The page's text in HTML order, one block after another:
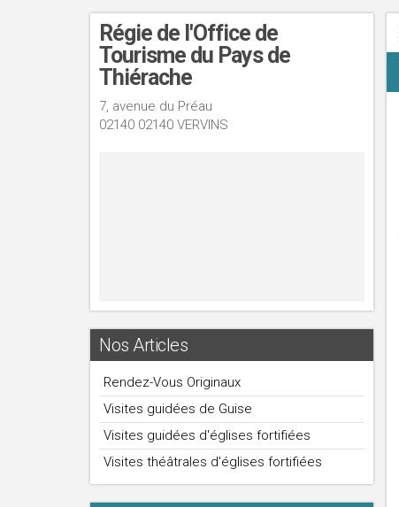
Régie de l'Office de
Tourisme du Pays de
Thiérache
7, avenue du Préau
02140 02140 VERVINS
Nos Articles
Rendez-Vous Originaux
Visites guidées de Guise
Visites guidées d'églises fortifiées
Visites théâtrales d'églises fortifiées